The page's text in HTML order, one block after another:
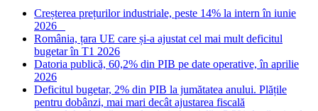
Creșterea prețurilor industriale, peste 14% la intern în iunie
2026
România, țara UE care și-a ajustat cel mai mult deficitul
bugetar în T1 2026
Datoria publică, 60,2% din PIB pe date operative, în aprilie
2026
Deficitul bugetar, 2% din PIB la jumătatea anului. Plățile
pentru dobânzi, mai mari decât ajustarea fiscală